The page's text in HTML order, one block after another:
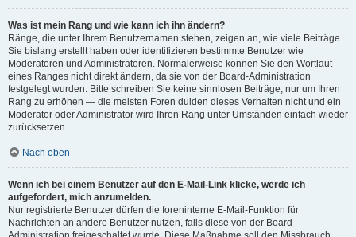
Was ist mein Rang und wie kann ich ihn ändern?
Ränge, die unter Ihrem Benutzernamen stehen, zeigen an, wie viele Beiträge
Sie bislang erstellt haben oder identifizieren bestimmte Benutzer wie
Moderatoren und Administratoren. Normalerweise können Sie den Wortlaut
eines Ranges nicht direkt ändern, da sie von der Board-Administration
festgelegt wurden. Bitte schreiben Sie keine sinnlosen Beiträge, nur um Ihren
Rang zu erhöhen — die meisten Foren dulden dieses Verhalten nicht und ein
Moderator oder Administrator wird Ihren Rang unter Umständen einfach wieder
zurücksetzen.
Nach oben
Wenn ich bei einem Benutzer auf den E-Mail-Link klicke, werde ich
aufgefordert, mich anzumelden.
Nur registrierte Benutzer dürfen die foreninterne E-Mail-Funktion für
Nachrichten an andere Benutzer nutzen, falls diese von der Board-